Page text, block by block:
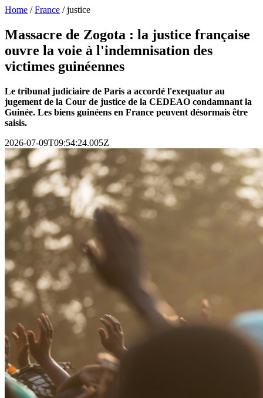
Home /France /justice
Massacre de Zogota : la justice française
ouvre la voie à l'indemnisation des
victimes guinéennes
Le tribunal judiciaire de Paris a accordé l'exequatur au
jugement de la Cour de justice de la CEDEAO condamnant la
Guinée. Les biens guinéens en France peuvent désormais être
saisis.
2026-07-09T09:54:24.005Z